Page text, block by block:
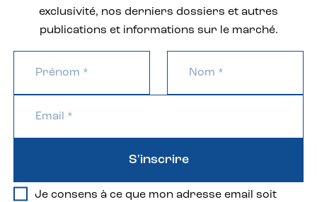
exclusivité, nos derniers dossiers et autres
publications et informations sur le marché.
Je consens à ce que mon adresse email soit
S'inscrire